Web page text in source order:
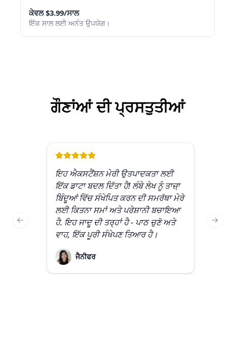
ਕੇਵਲ $3.99/ਸਾਲ
ਇੱਕ ਸਾਲ ਲਈ ਅਨੰਤ ਉਪਯੋਗ।
ਗੌਣਾਂਆਂ ਦੀ ਪ੍ਰਸਤੁਤੀਆਂ
ਇਹ ਐਕਸਟੈਂਸ਼ਨ ਮੇਰੀ ਉਤਪਾਦਕਤਾ ਲਈ
ਇੱਕ ਡਾਟਾ ਬਦਲ ਦਿੱਤਾ ਹੈ! ਲੰਬੇ ਲੇਖ ਨੂੰ ਤਾਜ਼਼ਾ
ਬਿੰਦੂਆਂ ਵਿੱਚ ਸੰਖੇਪਿਤ ਕਰਨ ਦੀ ਸਮਰੱਥਾ ਮੇਰੇ
ਲਈ ਕਿਤਨਾ ਸਮਾਂ ਅਤੇ ਪਰੇਸ਼ਾਨੀ ਬਚਾਇਆ
ਹੈ. ਇਹ ਜਾਦੂ ਦੀ ਤਰ੍ਹਾਂ ਹੈ - ਪਾਠ ਚੁਣੋ ਅਤੇ
ਵਾਹ, ਇੱਕ ਪੂਰੀ ਸੰਖੇਪਣ ਤਿਆਰ ਹੈ।
ਜੈਨੀਫਰ
Previous slide